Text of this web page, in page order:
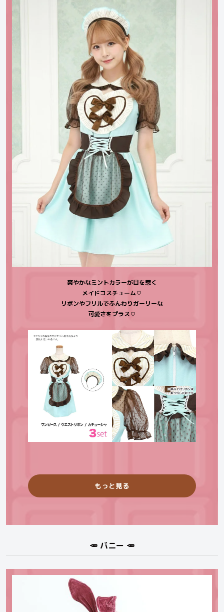
爽やかなミントカラーが目を惹く
メイドコスチューム♡
リボンやフリルでふんわりガーリーな
可愛さをプラス♡
もっと見る
🥕 バニー 🥕